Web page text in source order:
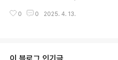
돌아보는 계기로도 삼아보세요 ◆ 머리카락 빠
를 상징적으로 표현하곤 합니다. 오늘은 물에
는 꿈일지도 모릅니다. 일상 속 스트레스, 억눌
0 0 2025. 4. 13.